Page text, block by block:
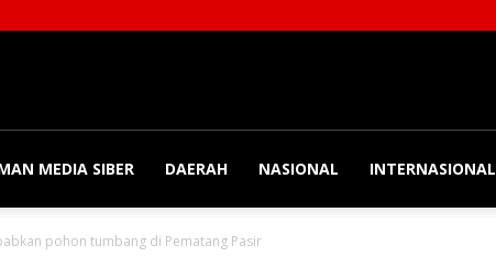
MEDIA SIBER DAERAH NASIONAL INTERNASIONAL
pohon tumbang di Pematang Pasir